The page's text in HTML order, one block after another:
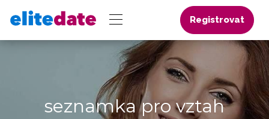
Registrovat
seznamka pro vztah